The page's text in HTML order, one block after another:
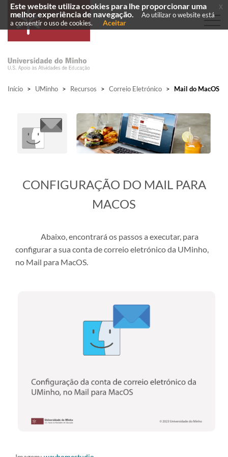
Início > UMinho > Recursos > Correio Eletrónico > Mail do MacOS
​CONFIGURAÇÃO DO MAIL PARA
MACOS
Abaixo, encontrará os passos a executar, para
configurar a sua conta de correio eletrónico da UMinho,
no Mail para MacOS.
Este website utiliza cookies para lhe proporcionar uma
melhor experiência de navegação.
Ao utilizar o website está
a consentir o uso de cookies.
Aceitar
x